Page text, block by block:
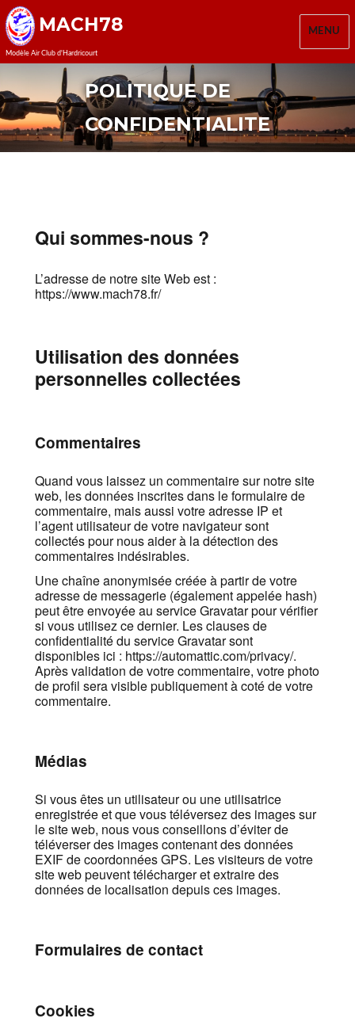
MACH78
Modèle Air Club d'Hardricourt
MENU
POLITIQUE DE
CONFIDENTIALITE
Qui sommes-nous ?
L’adresse de notre site Web est :
https://www.mach78.fr/
Utilisation des données
personnelles collectées
Commentaires
Quand vous laissez un commentaire sur notre site
web, les données inscrites dans le formulaire de
commentaire, mais aussi votre adresse IP et
l’agent utilisateur de votre navigateur sont
collectés pour nous aider à la détection des
commentaires indésirables.
Une chaîne anonymisée créée à partir de votre
adresse de messagerie (également appelée hash)
peut être envoyée au service Gravatar pour vérifier
si vous utilisez ce dernier. Les clauses de
confidentialité du service Gravatar sont
disponibles ici : https://automattic.com/privacy/.
Après validation de votre commentaire, votre photo
de profil sera visible publiquement à coté de votre
commentaire.
Médias
Si vous êtes un utilisateur ou une utilisatrice
enregistrée et que vous téléversez des images sur
le site web, nous vous conseillons d’éviter de
téléverser des images contenant des données
EXIF de coordonnées GPS. Les visiteurs de votre
site web peuvent télécharger et extraire des
données de localisation depuis ces images.
Formulaires de contact
Cookies